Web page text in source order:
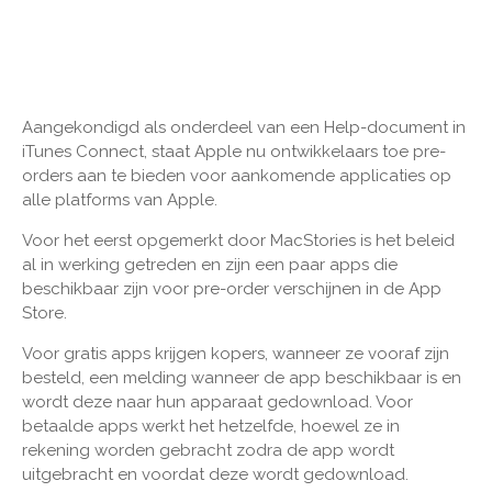
Aangekondigd als onderdeel van een Help-document in
iTunes Connect, staat Apple nu ontwikkelaars toe pre-
orders aan te bieden voor aankomende applicaties op
alle platforms van Apple.
Voor het eerst opgemerkt door MacStories is het beleid
al in werking getreden en zijn een paar apps die
beschikbaar zijn voor pre-order verschijnen in de App
Store.
Voor gratis apps krijgen kopers, wanneer ze vooraf zijn
besteld, een melding wanneer de app beschikbaar is en
wordt deze naar hun apparaat gedownload. Voor
betaalde apps werkt het hetzelfde, hoewel ze in
rekening worden gebracht zodra de app wordt
uitgebracht en voordat deze wordt gedownload.